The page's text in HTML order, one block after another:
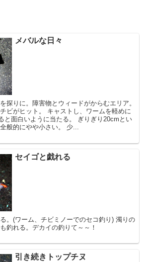
メバルな日々
探りに。障害物とウィードがからむエリア。
ビがヒット。 キャストし、ワームを軽めに
と面白いように当たる。 ぎりぎり20cmとい
般的にやや小さい。 少...
セイゴと戯れる
。(ワーム、チビミノーでのセコ釣り) 濁りの
釣れる。デカイの釣りて～～！
引き続きトップチヌ